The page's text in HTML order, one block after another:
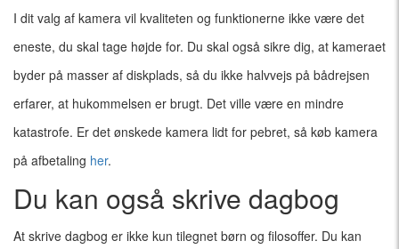
I dit valg af kamera vil kvaliteten og funktionerne ikke være det
eneste, du skal tage højde for. Du skal også sikre dig, at kameraet
byder på masser af diskplads, så du ikke halvvejs på bådrejsen
erfarer, at hukommelsen er brugt. Det ville være en mindre
katastrofe. Er det ønskede kamera lidt for pebret, så køb kamera
på afbetaling her.
Du kan også skrive dagbog
At skrive dagbog er ikke kun tilegnet børn og filosoffer. Du kan